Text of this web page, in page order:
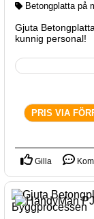
Betongplatta på
Gjuta
kunnig personal!
PRIS VIA
Gilla